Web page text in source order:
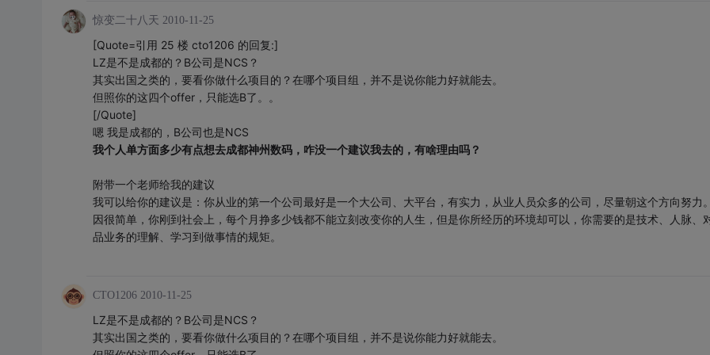
惊变二十八天 2010-11-25
[Quote=引用 25 楼 cto1206 的回复:]
LZ是不是成都的？B公司是NCS？
其实出国之类的，要看你做什么项目的？在哪个项目组，并不是说你能力好就能去。
但照你的这四个offer，只能选B了。。
[/Quote]
嗯 我是成都的，B公司也是NCS
我个人单方面多少有点想去成都神州数码，咋没一个建议我去的，有啥理由吗？
附带一个老师给我的建议
我可以给你的建议是：你从业的第一个公司最好是一个大公司、大平台，有实力，从业人员众多的公司，尽量朝这个方向努力
因很简单，你刚到社会上，每个月挣多少钱都不能立刻改变你的人生，但是你所经历的环境却可以，你需要的是技术、人脉、
品业务的理解、学习到做事情的规矩。
CTO1206 2010-11-25
LZ是不是成都的？B公司是NCS？
其实出国之类的，要看你做什么项目的？在哪个项目组，并不是说你能力好就能去。